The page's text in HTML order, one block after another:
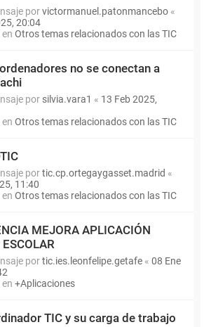
porvictormanuel.patonmancebo «
20:04
Otros temas relacionados con las TIC
no se conectan a
por silvia.vara1 « 13 Feb 2025,
Otros temas relacionados con las TIC
portic.cp.ortegaygasset.madrid «
11:40
Otros temas relacionados con las TIC
MEJORA APLICACIÓN
portic.ies.leonfelipe.getafe « 08 Ene
+Aplicaciones
TIC y su carga de trabajo